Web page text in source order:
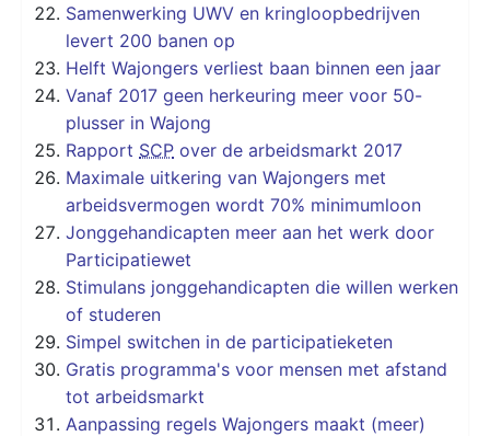
Samenwerking UWV en kringloopbedrijven
levert 200 banen op
Helft Wajongers verliest baan binnen een jaar
Vanaf 2017 geen herkeuring meer voor 50-
plusser in Wajong
Rapport SCP over de arbeidsmarkt 2017
Maximale uitkering van Wajongers met
arbeidsvermogen wordt 70% minimumloon
Jonggehandicapten meer aan het werk door
Participatiewet
Stimulans jonggehandicapten die willen werken
of studeren
Simpel switchen in de participatieketen
Gratis programma's voor mensen met afstand
tot arbeidsmarkt
Aanpassing regels Wajongers maakt (meer)